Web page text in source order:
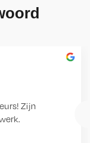
Zijn